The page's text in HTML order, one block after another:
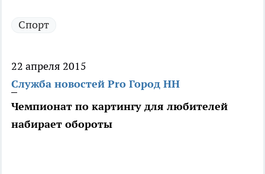
Спорт
22 апреля 2015
Служба новостей Pro Город НН
Чемпионат по картингу для любителей
набирает обороты